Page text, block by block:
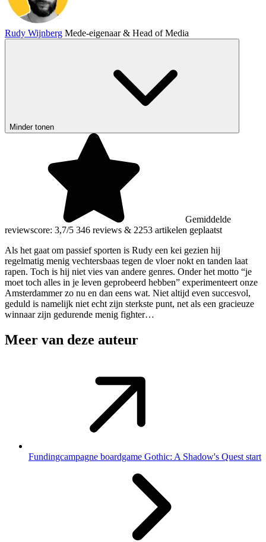
Rudy Wijnberg Mede-eigenaar & Head of Media
Minder tonen
Gemiddelde
reviewscore: 3,7/5 346 reviews & 2253 artikelen geplaatst
Als het gaat om passief sporten is Rudy een kei gezien hij
regelmatig menig vechtersbaas tegen de vloer nokt en tanden laat
rapen. Toch is hij niet vies van andere genres. Onder het motto “je
moet toch alles in je leven geprobeerd hebben” experimenteert onze
Amsterdammer zo nu en dan eens wat. Niet altijd even succesvol,
geduld is namelijk niet echt zijn sterkste punt, net als een gracieuze
winnaar zijn gedurende menig fighter…
Meer van deze auteur
Fundingcampagne boardgame Gothic: A Shadow's Quest start